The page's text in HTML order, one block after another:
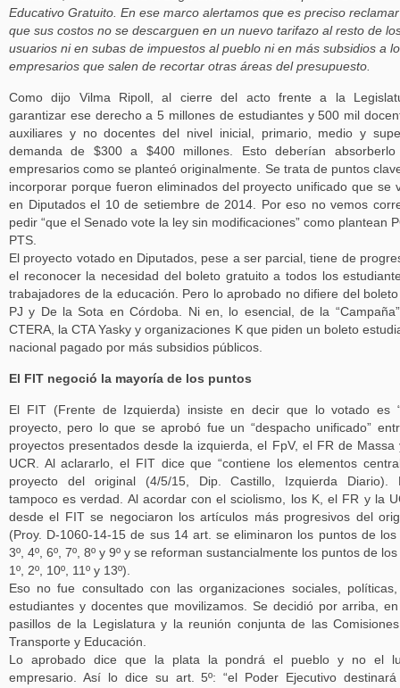
Educativo Gratuito. En ese marco alertamos que es preciso reclamar
que sus costos no se descarguen en un nuevo tarifazo al resto de
usuarios ni en subas de impuestos al pueblo ni en más subsidios a
empresarios que salen de recortar otras áreas del presupuesto.
Como dijo Vilma Ripoll, al cierre del acto frente a la
garantizar ese derecho a 5 millones de estudiantes y 500 mil
auxiliares y no docentes del nivel inicial, primario, medio y
demanda de $300 a $400 millones. Esto deberían absorberlo
empresarios como se planteó originalmente. Se trata de puntos
incorporar porque fueron eliminados del proyecto unificado que se
en Diputados el 10 de setiembre de 2014. Por eso no vemos
pedir “que el Senado vote la ley sin modificaciones” como plantean
PTS.
El proyecto votado en Diputados, pese a ser parcial, tiene de
el reconocer la necesidad del boleto gratuito a todos los
trabajadores de la educación. Pero lo aprobado no difiere del
PJ y De la Sota en Córdoba. Ni en, lo esencial, de la
CTERA, la CTA Yasky y organizaciones K que piden un boleto
nacional pagado por más subsidios públicos.
El FIT negoció la mayoría de los puntos
El FIT (Frente de Izquierda) insiste en decir que lo votado es
proyecto, pero lo que se aprobó fue un “despacho unificado”
proyectos presentados desde la izquierda, el FpV, el FR de Massa
UCR. Al aclararlo, el FIT dice que “contiene los elementos
proyecto del original (4/5/15, Dip. Castillo, Izquierda Diario).
tampoco es verdad. Al acordar con el sciolismo, los K, el FR y la
desde el FIT se negociaron los artículos más progresivos del
(Proy. D-1060-14-15 de sus 14 art. se eliminaron los puntos de los
3º, 4º, 6º, 7º, 8º y 9º y se reforman sustancialmente los puntos de
1º, 2º, 10º, 11º y 13º).
Eso no fue consultado con las organizaciones sociales,
estudiantes y docentes que movilizamos. Se decidió por arriba,
pasillos de la Legislatura y la reunión conjunta de las
Transporte y Educación.
Lo aprobado dice que la plata la pondrá el pueblo y no el
empresario. Así lo dice su art. 5º: “el Poder Ejecutivo